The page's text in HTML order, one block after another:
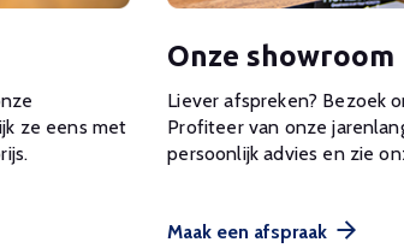
ze eens met
Onze showroom
Liever afspreken? Bezoek
Profiteer van onze
persoonlijk advies en zie
Maak een afspraak